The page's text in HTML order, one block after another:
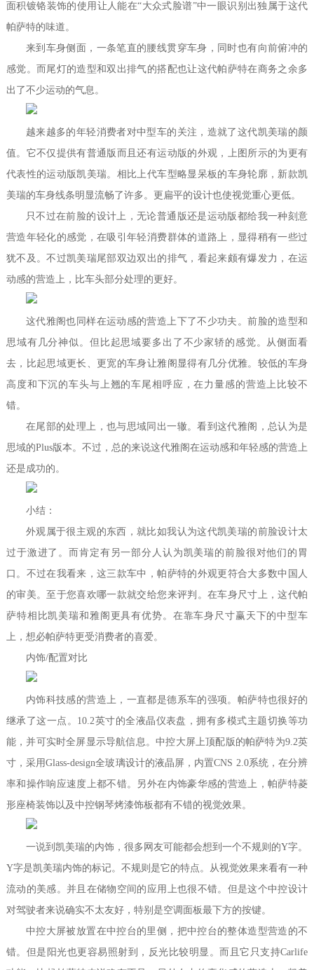
面积镀铬装饰的使用让人能在“大众式脸谱”中一眼识别出独属于这代
帕萨特的味道。
来到车身侧面，一条笔直的腰线贯穿车身，同时也有向前俯冲的
感觉。而尾灯的造型和双出排气的搭配也让这代帕萨特在商务之余多
出了不少运动的气息。
越来越多的年轻消费者对中型车的关注，造就了这代凯美瑞的颜
值。它不仅提供有普通版而且还有运动版的外观，上图所示的为更有
代表性的运动版凯美瑞。相比上代车型略显呆板的车身轮廓，新款凯
美瑞的车身线条明显流畅了许多。更扁平的设计也使视觉重心更低。
只不过在前脸的设计上，无论普通版还是运动版都给我一种刻意
营造年轻化的感觉，在吸引年轻消费群体的道路上，显得稍有一些过
犹不及。不过凯美瑞尾部双边双出的排气，看起来颇有爆发力，在运
动感的营造上，比车头部分处理的更好。
这代雅阁也同样在运动感的营造上下了不少功夫。前脸的造型和
思域有几分神似。但比起思域要多出了不少家轿的感觉。从侧面看
去，比起思域更长、更宽的车身让雅阁显得有几分优雅。较低的车身
高度和下沉的车头与上翘的车尾相呼应，在力量感的营造上比较不
错。
在尾部的处理上，也与思域同出一辙。看到这代雅阁，总认为是
思域的Plus版本。不过，总的来说这代雅阁在运动感和年轻感的营造上
还是成功的。
小结：
外观属于很主观的东西，就比如我认为这代凯美瑞的前脸设计太
过于激进了。而肯定有另一部分人认为凯美瑞的前脸很对他们的胃
口。不过在我看来，这三款车中，帕萨特的外观更符合大多数中国人
的审美。至于您喜欢哪一款就交给您来评判。在车身尺寸上，这代帕
萨特相比凯美瑞和雅阁更具有优势。在靠车身尺寸赢天下的中型车
上，想必帕萨特更受消费者的喜爱。
内饰/配置对比
内饰科技感的营造上，一直都是德系车的强项。帕萨特也很好的
继承了这一点。10.2英寸的全液晶仪表盘，拥有多模式主题切换等功
能，并可实时全屏显示导航信息。中控大屏上顶配版的帕萨特为9.2英
寸，采用Glass-design全玻璃设计的液晶屏，内置CNS 2.0系统，在分辨
率和操作响应速度上都不错。另外在内饰豪华感的营造上，帕萨特菱
形座椅装饰以及中控钢琴烤漆饰板都有不错的视觉效果。
一说到凯美瑞的内饰，很多网友可能都会想到一个不规则的Y字。
Y字是凯美瑞内饰的标记。不规则是它的特点。从视觉效果来看有一种
流动的美感。并且在储物空间的应用上也很不错。但是这个中控设计
对驾驶者来说确实不太友好，特别是空调面板最下方的按键。
中控大屏被放置在中控台的里侧，把中控台的整体造型营造的不
错。但是阳光也更容易照射到，反光比较明显。而且它只支持Carlife